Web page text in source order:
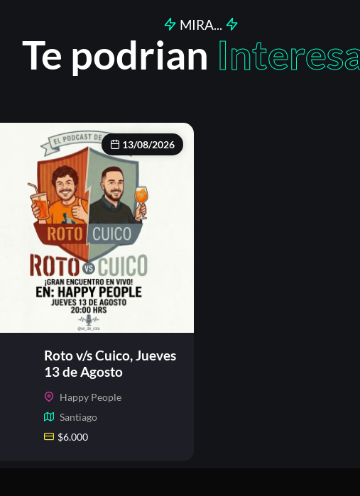
MIRA...
Te podrian
13/08/2026
Roto v/s Cuico, Jueves
13 de Agosto
Happy People
Santiago
$6.000